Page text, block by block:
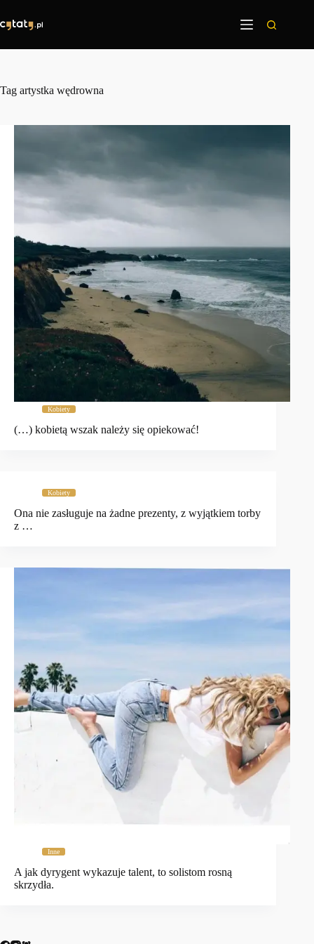
treści
Tag artystka wędrowna
Kobiety
(…) kobietą wszak należy się opiekować!
Kobiety
Ona nie zasługuje na żadne prezenty, z wyjątkiem torby
z …
Inne
A jak dyrygent wykazuje talent, to solistom rosną
skrzydła.